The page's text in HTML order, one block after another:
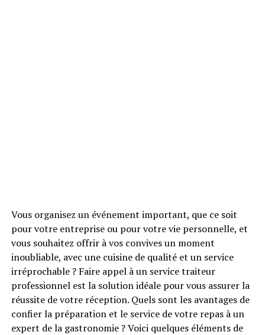
Vous organisez un événement important, que ce soit
pour votre entreprise ou pour votre vie personnelle, et
vous souhaitez offrir à vos convives un moment
inoubliable, avec une cuisine de qualité et un service
irréprochable ? Faire appel à un service traiteur
professionnel est la solution idéale pour vous assurer la
réussite de votre réception. Quels sont les avantages de
confier la préparation et le service de votre repas à un
expert de la gastronomie ? Voici quelques éléments de